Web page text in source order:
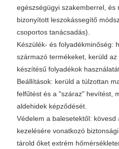
egészségügyi szakemberrel, és
bizonyított leszokássegítő
csoportos tanácsadás).
Készülék- és folyadékminőség:
származó termékeket, kerüld
készítésű folyadékok
Beállítások: kerüld a túlzottan
felfűtést és a "száraz" hevítést,
aldehidek képződését.
Védelem a balesetektől:
kezelésére vonatkozó
tárold őket extrém